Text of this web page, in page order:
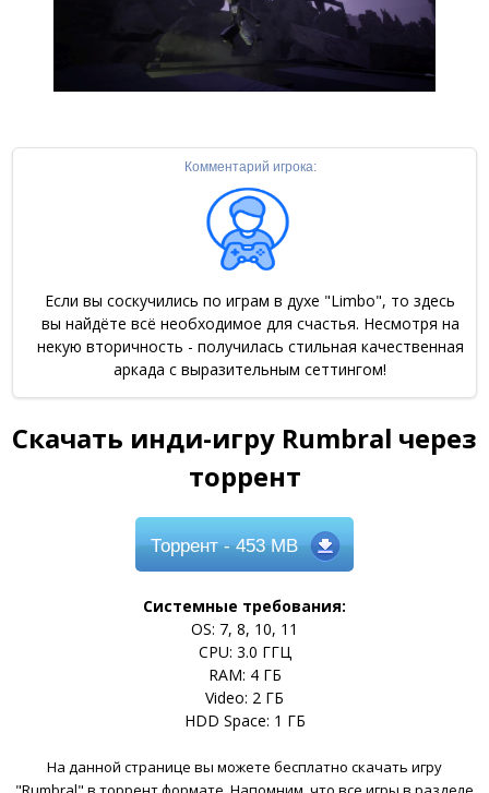
Комментарий игрока:
Если вы соскучились по играм в духе "Limbo", то здесь
вы найдёте всё необходимое для счастья. Несмотря на
некую вторичность - получилась стильная качественная
аркада с выразительным сеттингом!
Скачать инди-игру Rumbral через
торрент
Торрент- 453 MB
Системные требования:
OS: 7, 8, 10, 11
CPU: 3.0 ГГЦ
RAM: 4 ГБ
Video: 2 ГБ
HDD Space: 1 ГБ
На данной странице вы можете бесплатно скачать игру